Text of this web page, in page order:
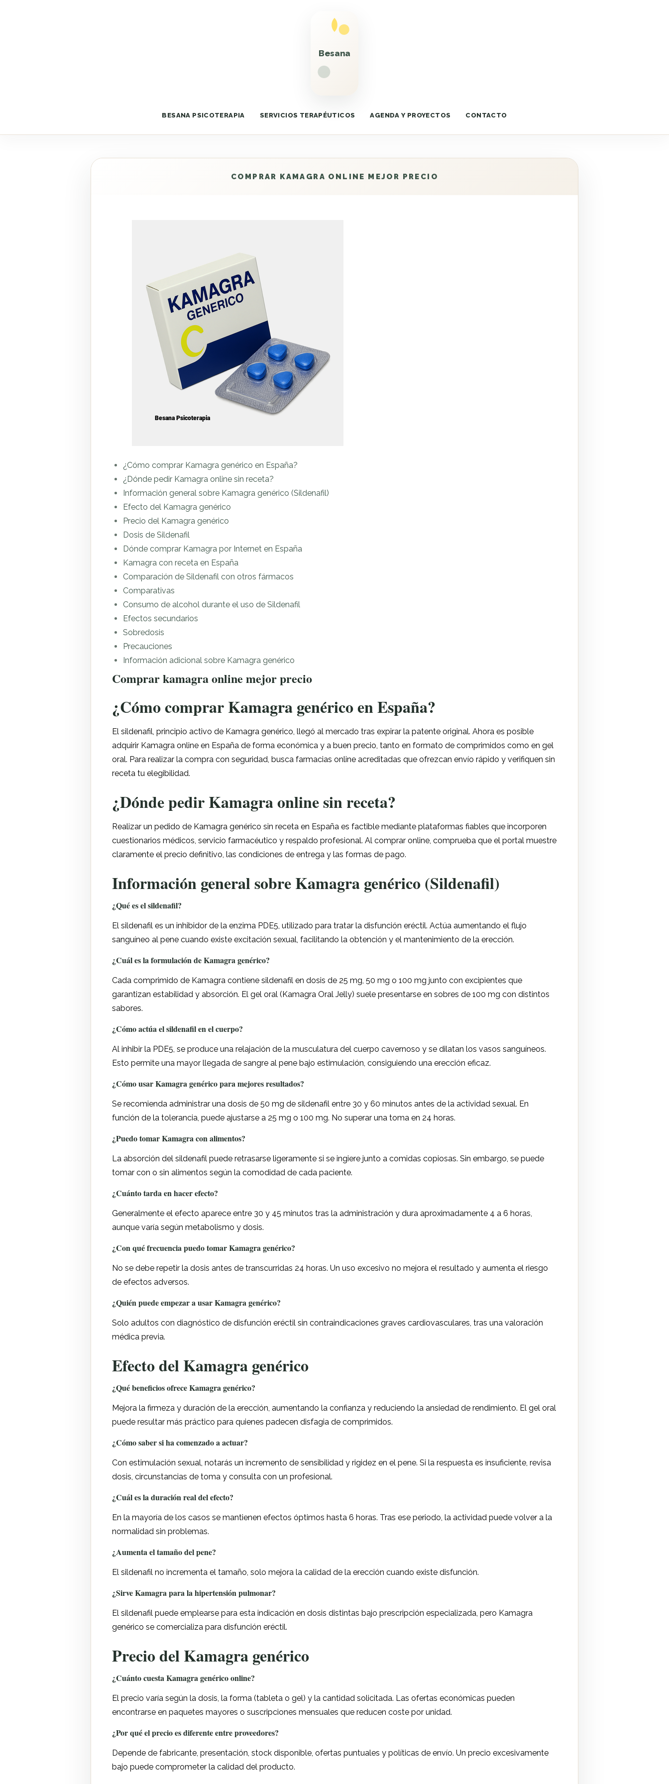
BESANA PSICOTERAPIA SERVICIOS TERAPÉUTICOS AGENDA Y PROYECTOS CONTACTO
COMPRAR KAMAGRA ONLINE MEJOR PRECIO
¿Cómo comprar Kamagra genérico en España?
¿Dónde pedir Kamagra online sin receta?
Información general sobre Kamagra genérico (Sildenafil)
Efecto del Kamagra genérico
Precio del Kamagra genérico
Dosis de Sildenafil
Dónde comprar Kamagra por Internet en España
Kamagra con receta en España
Comparación de Sildenafil con otros fármacos
Comparativas
Consumo de alcohol durante el uso de Sildenafil
Efectos secundarios
Sobredosis
Precauciones
Información adicional sobre Kamagra genérico
Comprar kamagra online mejor precio
¿Cómo comprar Kamagra genérico en España?
El sildenafil, principio activo de Kamagra genérico, llegó al mercado tras expirar la patente original. Ahora es posible
adquirir Kamagra online en España de forma económica y a buen precio, tanto en formato de comprimidos como en gel
oral. Para realizar la compra con seguridad, busca farmacias online acreditadas que ofrezcan envío rápido y verifiquen sin
receta tu elegibilidad.
¿Dónde pedir Kamagra online sin receta?
Realizar un pedido de Kamagra genérico sin receta en España es factible mediante plataformas fiables que incorporen
cuestionarios médicos, servicio farmacéutico y respaldo profesional. Al comprar online, comprueba que el portal muestre
claramente el precio definitivo, las condiciones de entrega y las formas de pago.
Información general sobre Kamagra genérico (Sildenafil)
¿Qué es el sildenafil?
El sildenafil es un inhibidor de la enzima PDE5, utilizado para tratar la disfunción eréctil. Actúa aumentando el flujo
sanguíneo al pene cuando existe excitación sexual, facilitando la obtención y el mantenimiento de la erección.
¿Cuál es la formulación de Kamagra genérico?
Cada comprimido de Kamagra contiene sildenafil en dosis de 25 mg, 50 mg o 100 mg junto con excipientes que
garantizan estabilidad y absorción. El gel oral (Kamagra Oral Jelly) suele presentarse en sobres de 100 mg con distintos
sabores.
¿Cómo actúa el sildenafil en el cuerpo?
Al inhibir la PDE5, se produce una relajación de la musculatura del cuerpo cavernoso y se dilatan los vasos sanguíneos.
Esto permite una mayor llegada de sangre al pene bajo estimulación, consiguiendo una erección eficaz.
¿Cómo usar Kamagra genérico para mejores resultados?
Se recomienda administrar una dosis de 50 mg de sildenafil entre 30 y 60 minutos antes de la actividad sexual. En
función de la tolerancia, puede ajustarse a 25 mg o 100 mg. No superar una toma en 24 horas.
¿Puedo tomar Kamagra con alimentos?
La absorción del sildenafil puede retrasarse ligeramente si se ingiere junto a comidas copiosas. Sin embargo, se puede
tomar con o sin alimentos según la comodidad de cada paciente.
¿Cuánto tarda en hacer efecto?
Generalmente el efecto aparece entre 30 y 45 minutos tras la administración y dura aproximadamente 4 a 6 horas,
aunque varía según metabolismo y dosis.
¿Con qué frecuencia puedo tomar Kamagra genérico?
No se debe repetir la dosis antes de transcurridas 24 horas. Un uso excesivo no mejora el resultado y aumenta el riesgo
de efectos adversos.
¿Quién puede empezar a usar Kamagra genérico?
Solo adultos con diagnóstico de disfunción eréctil sin contraindicaciones graves cardiovasculares, tras una valoración
médica previa.
Efecto del Kamagra genérico
¿Qué beneficios ofrece Kamagra genérico?
Mejora la firmeza y duración de la erección, aumentando la confianza y reduciendo la ansiedad de rendimiento. El gel oral
puede resultar más práctico para quienes padecen disfagia de comprimidos.
¿Cómo saber si ha comenzado a actuar?
Con estimulación sexual, notarás un incremento de sensibilidad y rigidez en el pene. Si la respuesta es insuficiente, revisa
dosis, circunstancias de toma y consulta con un profesional.
¿Cuál es la duración real del efecto?
En la mayoría de los casos se mantienen efectos óptimos hasta 6 horas. Tras ese periodo, la actividad puede volver a la
normalidad sin problemas.
¿Aumenta el tamaño del pene?
El sildenafil no incrementa el tamaño, solo mejora la calidad de la erección cuando existe disfunción.
¿Sirve Kamagra para la hipertensión pulmonar?
El sildenafil puede emplearse para esta indicación en dosis distintas bajo prescripción especializada, pero Kamagra
genérico se comercializa para disfunción eréctil.
Precio del Kamagra genérico
¿Cuánto cuesta Kamagra genérico online?
El precio varía según la dosis, la forma (tableta o gel) y la cantidad solicitada. Las ofertas económicas pueden
encontrarse en paquetes mayores o suscripciones mensuales que reducen coste por unidad.
¿Por qué el precio es diferente entre proveedores?
Depende de fabricante, presentación, stock disponible, ofertas puntuales y políticas de envío. Un precio excesivamente
bajo puede comprometer la calidad del producto.